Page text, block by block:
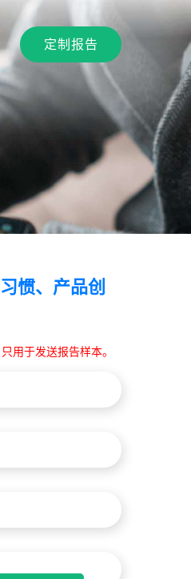
定制报告
惯、产品创
用于发送报告样本。